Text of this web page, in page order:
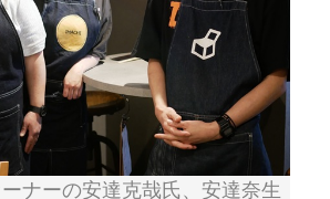
ナーの安達克哉氏、安達奈生